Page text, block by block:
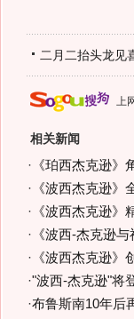
二月二抬头龙见
上
相关新闻
· 《珀西杰克逊》
· 《波西杰克逊》
· 《波西杰克逊》
· 《波西-杰克逊
· 《波西杰克逊》
·"波西-杰克逊"将
·布鲁斯南10年后